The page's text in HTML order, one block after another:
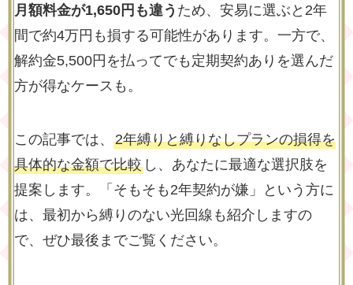
月額料金が1,650円も違う ため、安易に選ぶと2年
間で約4万円も損する可能性があります。一方で、
解約金5,500円を払ってでも定期契約ありを選んだ
方が得なケースも。
この記事では、 2年縛りと縛りなしプランの損得を
具体的な金額で比較し、あなたに最適な選択肢を
提案します。「そもそも2年契約が嫌」という方に
は、最初から縛りのない光回線も紹介しますの
で、ぜひ最後までご覧ください。